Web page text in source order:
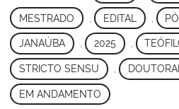
MESTRADO EDITAL
JANAÚBA , 2025 ,
STRICTO SENSU
EM ANDAMENTO